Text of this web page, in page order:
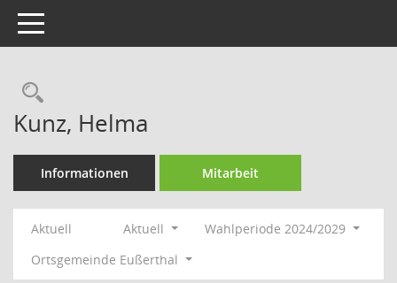
Toggle navigation
Rechercheauswahl
Kunz, Helma
Informationen Mitarbeit
Aktuell Aktuell
Wahlperiode 2024/2029
Ortsgemeinde Eußerthal